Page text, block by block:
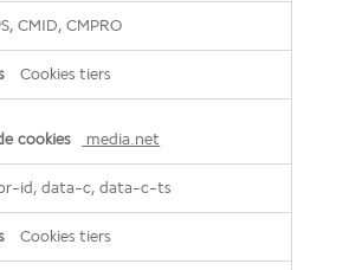
CMID, CMPRO
Cookies tiers
media.net
id, data-c, data-c-ts
Cookies tiers